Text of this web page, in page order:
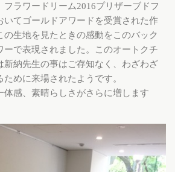
フラワードリーム2016プリザーブドフ
いてゴールドアワードを受賞された作
生地を見たときの感動をこのバック
ーで表現されました。このオートクチ
新納先生の事はご存知なく、わざわざ
めに来場されたようです。
体感、素晴らしさがさらに増します